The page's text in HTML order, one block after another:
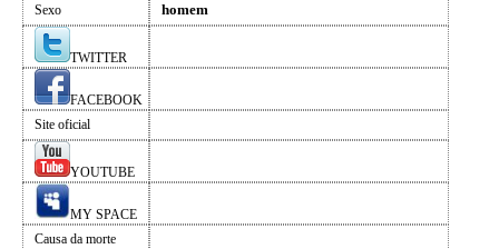
Sexo
homem
TWITTER
FACEBOOK
Site oficial
YOUTUBE
MY SPACE
Causa da morte